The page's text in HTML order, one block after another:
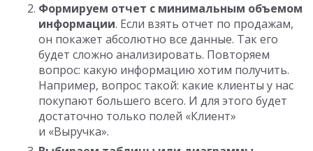
Формируем отчет с минимальным объемом
информации. Если взять отчет по продажам,
он покажет абсолютно все данные. Так его
будет сложно анализировать. Повторяем
вопрос: какую информацию хотим получить.
Например, вопрос такой: какие клиенты у нас
покупают большего всего. И для этого будет
достаточно только полей «Клиент»
и «Выручка».